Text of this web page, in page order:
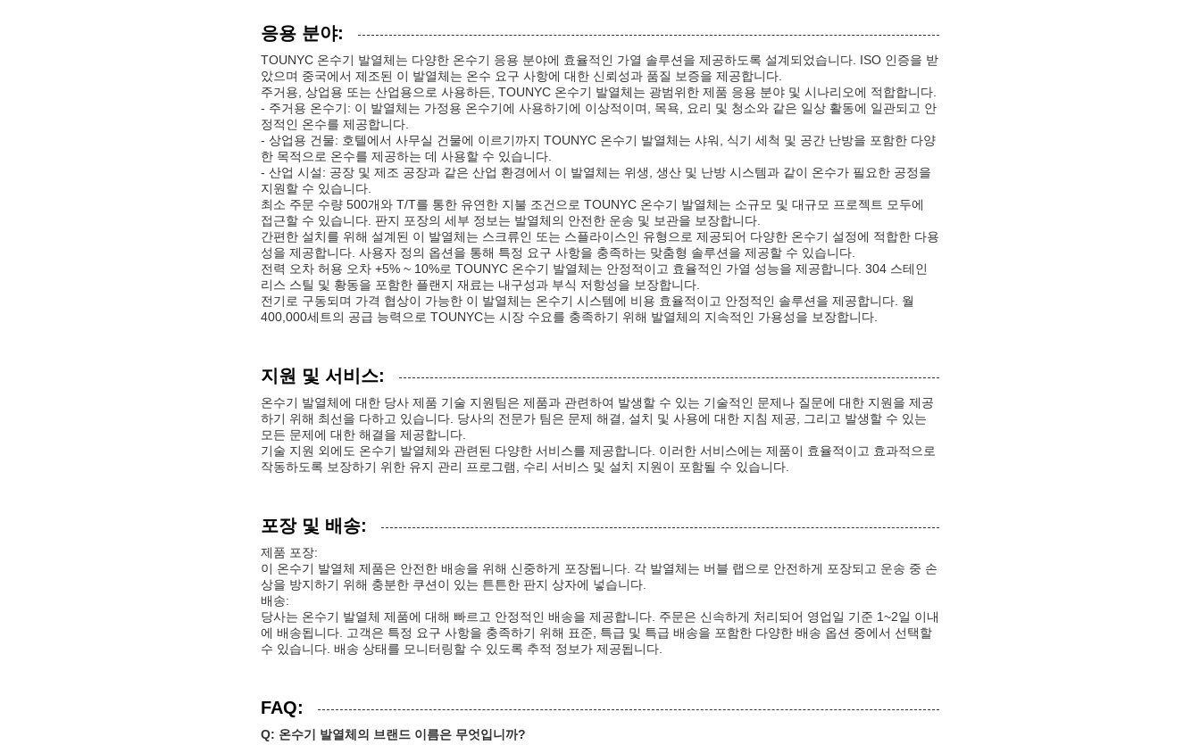
응용 분야:
TOUNYC 온수기 발열체는 다양한 온수기 응용 분야에 효율적인 가열 솔루션을 제공하도록 설계되었습니다. ISO 인증을 받
았으며 중국에서 제조된 이 발열체는 온수 요구 사항에 대한 신뢰성과 품질 보증을 제공합니다.
주거용, 상업용 또는 산업용으로 사용하든, TOUNYC 온수기 발열체는 광범위한 제품 응용 분야 및 시나리오에 적합합니다.
- 주거용 온수기: 이 발열체는 가정용 온수기에 사용하기에 이상적이며, 목욕, 요리 및 청소와 같은 일상 활동에 일관되고 안
정적인 온수를 제공합니다.
- 상업용 건물: 호텔에서 사무실 건물에 이르기까지 TOUNYC 온수기 발열체는 샤워, 식기 세척 및 공간 난방을 포함한 다양
한 목적으로 온수를 제공하는 데 사용할 수 있습니다.
- 산업 시설: 공장 및 제조 공장과 같은 산업 환경에서 이 발열체는 위생, 생산 및 난방 시스템과 같이 온수가 필요한 공정을
지원할 수 있습니다.
최소 주문 수량 500개와 T/T를 통한 유연한 지불 조건으로 TOUNYC 온수기 발열체는 소규모 및 대규모 프로젝트 모두에
접근할 수 있습니다. 판지 포장의 세부 정보는 발열체의 안전한 운송 및 보관을 보장합니다.
간편한 설치를 위해 설계된 이 발열체는 스크류인 또는 스플라이스인 유형으로 제공되어 다양한 온수기 설정에 적합한 다용
성을 제공합니다. 사용자 정의 옵션을 통해 특정 요구 사항을 충족하는 맞춤형 솔루션을 제공할 수 있습니다.
전력 오차 허용 오차 +5% ~ 10%로 TOUNYC 온수기 발열체는 안정적이고 효율적인 가열 성능을 제공합니다. 304 스테인
리스 스틸 및 황동을 포함한 플랜지 재료는 내구성과 부식 저항성을 보장합니다.
전기로 구동되며 가격 협상이 가능한 이 발열체는 온수기 시스템에 비용 효율적이고 안정적인 솔루션을 제공합니다. 월
400,000세트의 공급 능력으로 TOUNYC는 시장 수요를 충족하기 위해 발열체의 지속적인 가용성을 보장합니다.
지원 및 서비스:
온수기 발열체에 대한 당사 제품 기술 지원팀은 제품과 관련하여 발생할 수 있는 기술적인 문제나 질문에 대한 지원을 제공
하기 위해 최선을 다하고 있습니다. 당사의 전문가 팀은 문제 해결, 설치 및 사용에 대한 지침 제공, 그리고 발생할 수 있는
모든 문제에 대한 해결을 제공합니다.
기술 지원 외에도 온수기 발열체와 관련된 다양한 서비스를 제공합니다. 이러한 서비스에는 제품이 효율적이고 효과적으로
작동하도록 보장하기 위한 유지 관리 프로그램, 수리 서비스 및 설치 지원이 포함될 수 있습니다.
포장 및 배송:
제품 포장:
이 온수기 발열체 제품은 안전한 배송을 위해 신중하게 포장됩니다. 각 발열체는 버블 랩으로 안전하게 포장되고 운송 중 손
상을 방지하기 위해 충분한 쿠션이 있는 튼튼한 판지 상자에 넣습니다.
배송:
당사는 온수기 발열체 제품에 대해 빠르고 안정적인 배송을 제공합니다. 주문은 신속하게 처리되어 영업일 기준 1~2일 이내
에 배송됩니다. 고객은 특정 요구 사항을 충족하기 위해 표준, 특급 및 특급 배송을 포함한 다양한 배송 옵션 중에서 선택할
수 있습니다. 배송 상태를 모니터링할 수 있도록 추적 정보가 제공됩니다.
FAQ:
Q: 온수기 발열체의 브랜드 이름은 무엇입니까?